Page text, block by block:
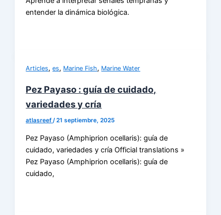
entender la dinámica biológica.
Articles,es, Marine Fish, Marine Water
Pez Payaso : guía de cuidado,
variedades y cría
atlasreef/21 septiembre, 2025
Pez Payaso (Amphiprion ocellaris): guía de
cuidado, variedades y cría Official translations »
Pez Payaso (Amphiprion ocellaris): guía de
cuidado,